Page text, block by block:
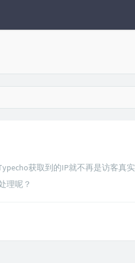
获取到的IP就不再是访客真实
理呢？